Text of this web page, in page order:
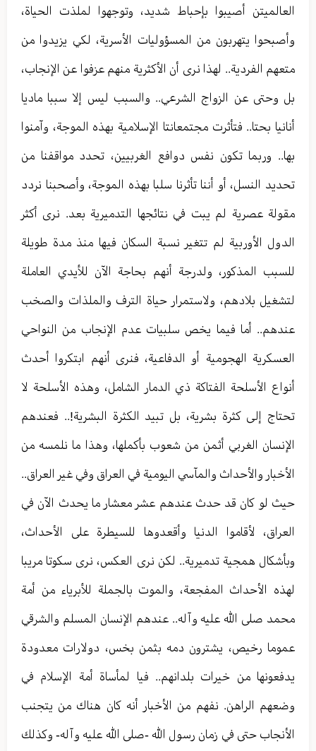
العالميتن أصيبوا بإحباط شديد، وتوجهوا لملذت الحياة،
وأصبحوا يتهربون من المسؤوليات الأسرية، لكي يزيدوا من
متعهم الفردية.. لهذا نرى أن الأكثرية منهم عزفوا عن الإنجاب،
بل وحتى عن الزواج الشرعي.. والسبب ليس إلا سببا ماديا
أنانيا بحتا.. فتأثرت مجتمعانتا الإسلامية بهذه الموجة، وآمنوا
بها.. وربما تكون نفس دوافع الغربيين، تحدد مواقفنا من
تحديد النسل، أو أننا تأثرنا سلبا بهذه الموجة، وأصحبنا نردد
مقولة عصرية لم يبت في نتائجها التدميرية بعد. نرى أكثر
الدول الأوربية لم تتغير نسبة السكان فيها منذ مدة طويلة
للسبب المذكور، ولدرجة أنهم بحاجة الآن للأيدي العاملة
لتشغيل بلادهم، ولاستمرار حياة الترف والملذات والصخب
عندهم.. أما فيما يخص سلبيات عدم الإنجاب من النواحي
العسكرية الهجومية أو الدفاعية، فنرى أنهم ابتكروا أحدث
أنواع الأسلحة الفتاكة ذي الدمار الشامل، وهذه الأسلحة لا
تحتاج إلى كثرة بشرية، بل تبيد الكثرة البشرية!.. فعندهم
الإنسان الغربي أثمن من شعوب بأكملها، وهذا ما نلمسه من
الأخبار والأحداث والمآسي اليومية في العراق وفي غير العراق..
حيث لو كان قد حدث عندهم عشر معشار ما يحدث الآن في
العراق، لأقاموا الدنيا وأقعدوها للسيطرة على الأحداث،
وبأشكال همجية تدميرية.. لكن نرى العكس، نرى سكوتا مريبا
لهذه الأحداث المفجعة، والموت بالجملة للأبرياء من أمة
محمد صلى الله عليه وآله.. عندهم الإنسان المسلم والشرقي
عموما رخيص، يشترون دمه بثمن بخس، دولارات معدودة
يدفعونها من خيرات بلدانهم.. فيا لمأساة أمة الإسلام في
وضعهم الراهن. نفهم من الأخبار أنه كان هناك من يتجنب
الأنجاب حتى في زمان رسول الله -صلى الله عليه وآله- وكذلك